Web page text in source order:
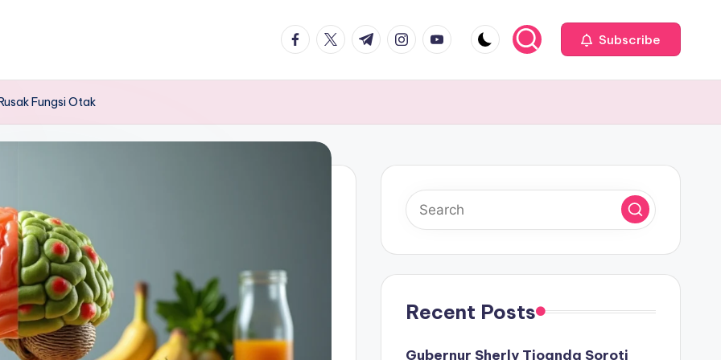
facebook.com
twitter.com
t.me instagram.com
youtube.com Subscribe
Fungsi Otak
Recent Posts
Gubernur Sherly Tjoanda Soroti